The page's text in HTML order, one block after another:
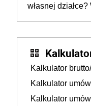
własnej
Kalkulator
Kalkulator
Kalkulator